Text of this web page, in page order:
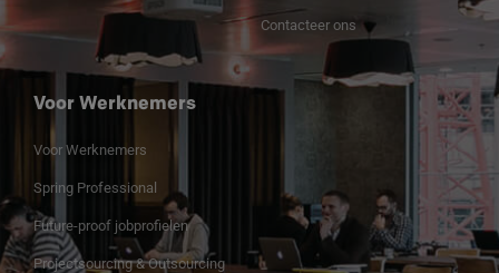
Contacteer ons
Voor Werknemers
Voor Werknemers
Spring Professional
Future-proof jobprofielen
Projectsourcing & Outsourcing